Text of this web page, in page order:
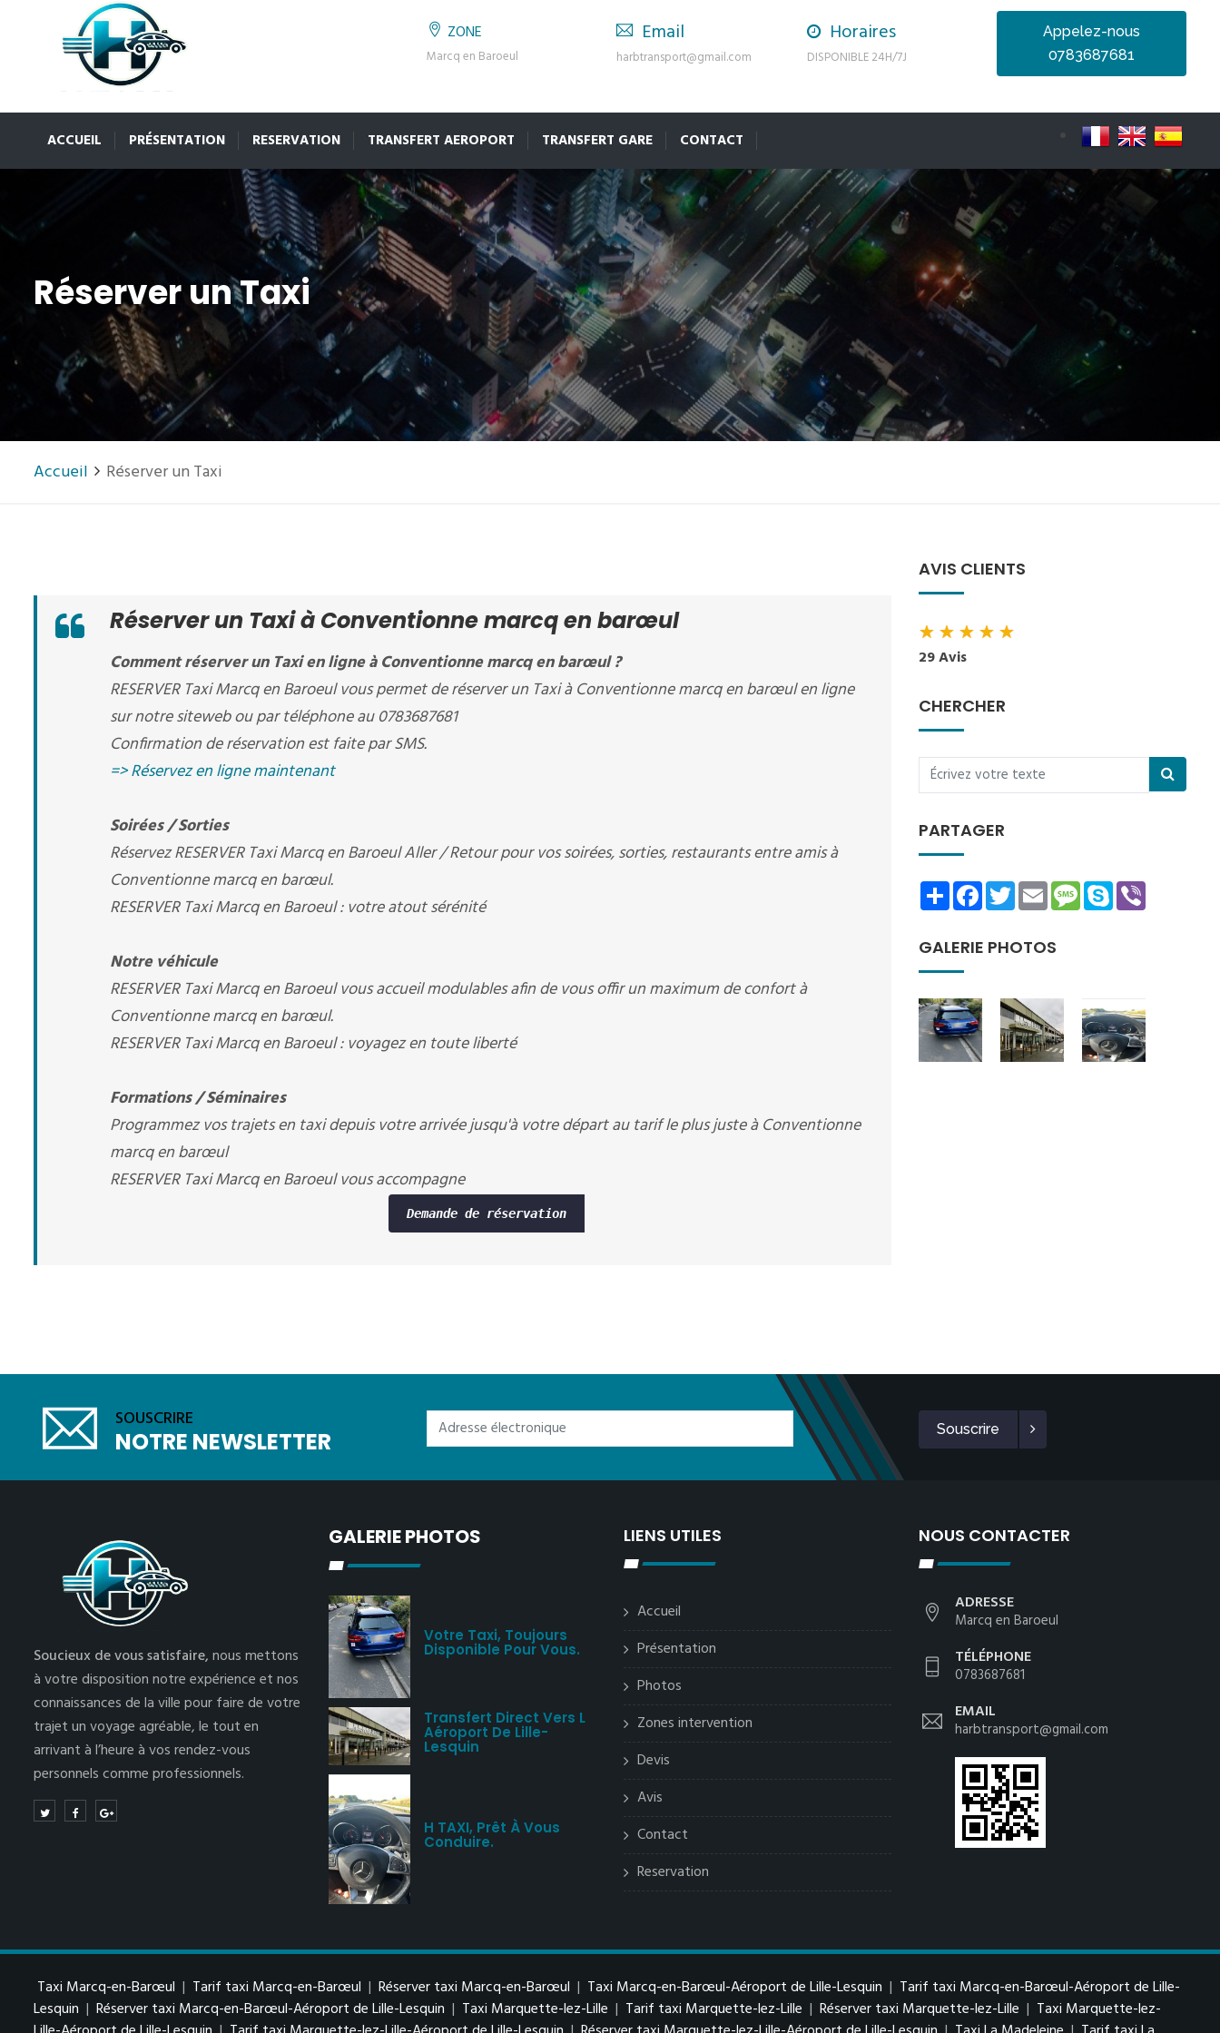
ZONE
Marcq en Baroeul
Email
harbtransport@gmail.com
Horaires
DISPONIBLE 24H/7J
Appelez-nous
0783687681
ACCUEIL PRÉSENTATION RESERVATION TRANSFERT AEROPORT TRANSFERT GARE CONTACT
Réserver un Taxi
Accueil Réserver un Taxi
Réserver un Taxi à Conventionne marcq en barœul
Comment réserver un Taxi en ligne à Conventionne marcq en barœul ?
RESERVER Taxi Marcq en Baroeul vous permet de réserver un Taxi à Conventionne marcq en barœul en ligne
sur notre siteweb ou par téléphone au 0783687681
Confirmation de réservation est faite par SMS.
=> Réservez en ligne maintenant
Soirées / Sorties
Réservez RESERVER Taxi Marcq en Baroeul Aller / Retour pour vos soirées, sorties, restaurants entre amis à
Conventionne marcq en barœul.
RESERVER Taxi Marcq en Baroeul : votre atout sérénité
Notre véhicule
RESERVER Taxi Marcq en Baroeul vous accueil modulables afin de vous offir un maximum de confort à
Conventionne marcq en barœul.
RESERVER Taxi Marcq en Baroeul : voyagez en toute liberté
Formations / Séminaires
Programmez vos trajets en taxi depuis votre arrivée jusqu'à votre départ au tarif le plus juste à Conventionne
marcq en barœul
RESERVER Taxi Marcq en Baroeul vous accompagne
Demande de réservation
AVIS CLIENTS
★★★★★
29 Avis
CHERCHER
PARTAGER
ShareFacebookTwitterEmailMessage
Skype
GALERIE PHOTOS
SOUSCRIRE
NOTRE NEWSLETTER Souscrire
Soucieux de vous satisfaire,nous mettons
à votre disposition notre expérience et nos
connaissances de la ville pour faire de votre
trajet un voyage agréable, le tout en
arrivant à l’heure à vos rendez-vous
personnels comme professionnels.
GALERIE PHOTOS
Votre Taxi, Toujours
Disponible Pour Vous.
Transfert Direct Vers L
Aéroport De Lille-
Lesquin
H TAXI, Prêt À Vous
Conduire.
LIENS UTILES
Accueil
Présentation
Photos
Zones intervention
Devis
Avis
Contact
Reservation
NOUS CONTACTER
ADRESSE
Marcq en Baroeul
TÉLÉPHONE
0783687681
EMAIL
harbtransport@gmail.com
Taxi Marcq-en-Barœul | Tarif taxi Marcq-en-Barœul | Réserver taxi Marcq-en-Barœul | Taxi Marcq-en-Barœul-Aéroport de Lille-Lesquin | Tarif taxi Marcq-en-Barœul-Aéroport de Lille-
Lesquin | Réserver taxi Marcq-en-Barœul-Aéroport de Lille-Lesquin | Taxi Marquette-lez-Lille | Tarif taxi Marquette-lez-Lille | Réserver taxi Marquette-lez-Lille | Taxi Marquette-lez-